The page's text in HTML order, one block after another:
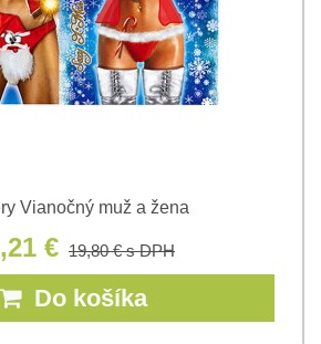
Vianočný muž a žena
€ 19,80 €s DPH
Do košíka